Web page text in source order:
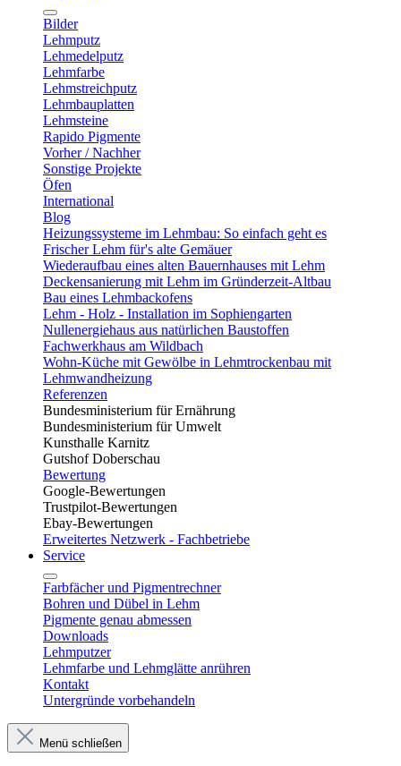
Bilder
Lehmputz
Lehmedelputz
Lehmfarbe
Lehmstreichputz
Lehmbauplatten
Lehmsteine
Rapido Pigmente
Vorher / Nachher
Sonstige Projekte
Öfen
International
Blog
Heizungssysteme im Lehmbau: So einfach geht es
Frischer Lehm für's alte Gemäuer
Wiederaufbau eines alten Bauernhauses mit Lehm
Deckensanierung mit Lehm im Gründerzeit-Altbau
Bau eines Lehmbackofens
Lehm - Holz - Installation im Sophiengarten
Nullenergiehaus aus natürlichen Baustoffen
Fachwerkhaus am Wildbach
Wohn-Küche mit Gewölbe in Lehmtrockenbau mit
Lehmwandheizung
Referenzen
Bundesministerium für Ernährung
Bundesministerium für Umwelt
Kunsthalle Karnitz
Gutshof Doberschau
Bewertung
Google-Bewertungen
Trustpilot-Bewertungen
Ebay-Bewertungen
Erweitertes Netzwerk - Fachbetriebe
Service
Farbfächer und Pigmentrechner
Bohren und Dübel in Lehm​
Pigmente genau abmessen
Downloads
Lehmputzer
Lehmfarbe und Lehmglätte anrühren
Kontakt
Untergründe vorbehandeln
Menü schließen